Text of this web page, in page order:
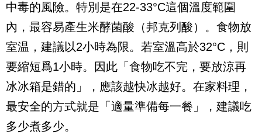
中毒的風險。特別是在22-33°C這個溫度範圍
內，最容易產生米酵菌酸（邦克列酸）。 食物放
室温，建議以2小時為限。若室溫高於32°C，則
要縮短爲1小時。因此「食物吃不完，要放涼再
冰冰箱是錯的」，應該越快冰越好。在家料理，
最安全的方式就是「適量準備每一餐」，建議吃
多少煮多少。